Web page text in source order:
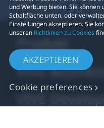
und Werbung bieten. Sie können
Schaltfläche unten, oder
Einstellungen akzeptieren. Sie
unseren Richtlinien zu Cookies
AKZEPTIEREN
Cookie preferences
VIVE Business
VIVE